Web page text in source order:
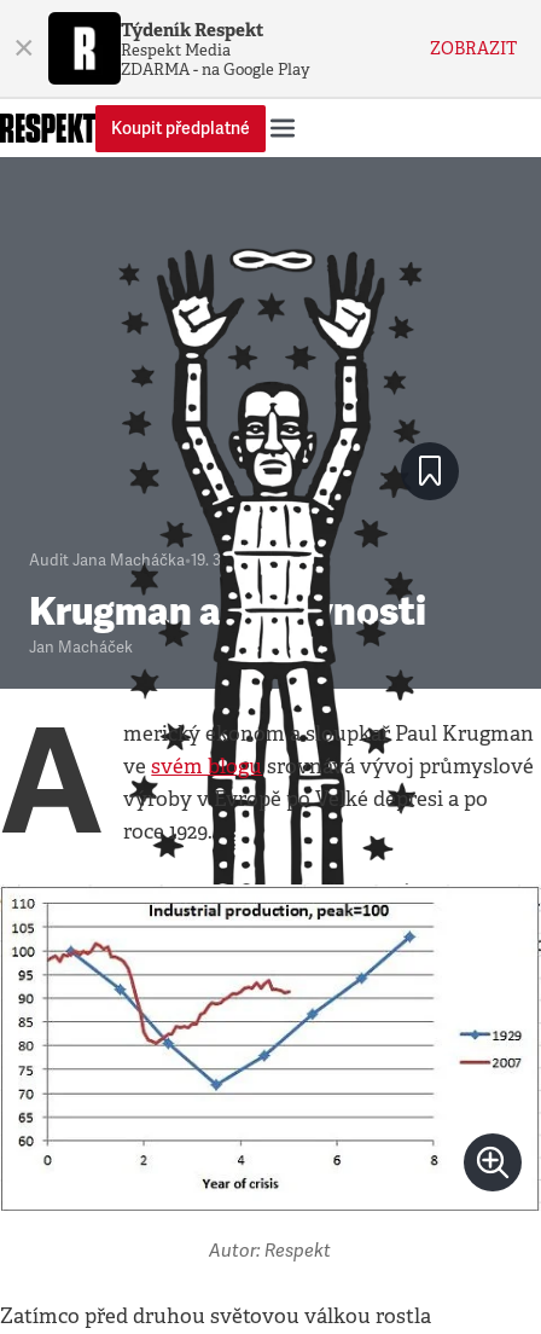
× Týdeník Respekt
Respekt Media
ZDARMA - na Google Play
ZOBRAZIT
Koupit předplatné
Audit Jana Macháčka•19. 3. 2012•3minuty
Krugman a nerovnosti
Jan Macháček
A
merický ekonom a sloupkař Paul Krugman
vesvém blogusrovnává vývoj průmyslové
výroby v Evropě po Velké depresi a po
roce 1929.
Autor: Respekt
Zatímco před druhou světovou válkou rostla